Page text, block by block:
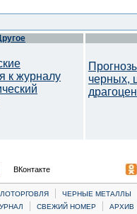
к журналу
черных,
ВКонтакте
| ЧЕРНЫЕ МЕТАЛЛЫ
| СВЕЖИЙ НОМЕР | АРХИВ